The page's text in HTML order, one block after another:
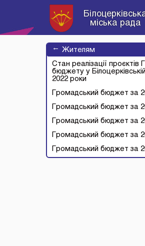
міська рада
→ Жителям
Стан реалізації проєктів
бюджету у
2022 роки
Громадський бюджет за
Громадський бюджет за
Громадський бюджет за
Громадський бюджет за
Громадський бюджет за